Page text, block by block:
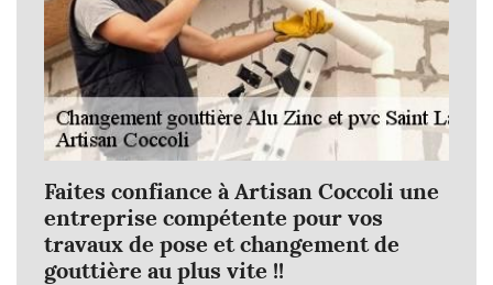
Faites confiance à Artisan Coccoli une
entreprise compétente pour vos
travaux de pose et changement de
gouttière au plus vite !!